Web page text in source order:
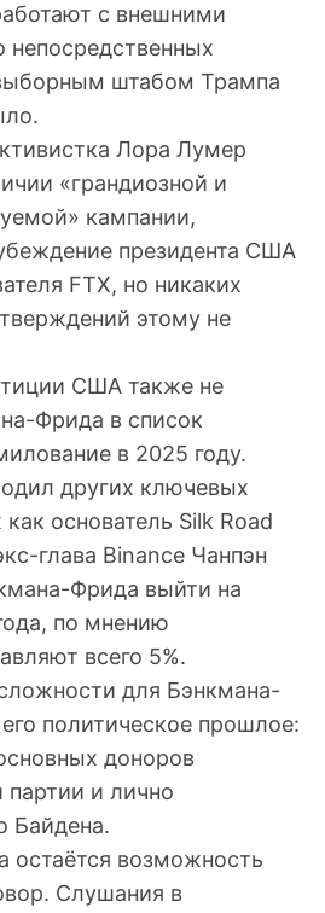
с внешними
штабом Трампа
Лора Лумер
«грандиозной и
кампании,
президента США
FTX, но никаких
этому не
США также не
Фрида в список
в 2025 году.
других ключевых
как основатель Silk Road
глава Binance Чанпэн
Фрида выйти на
по мнению
всего 5%.
для Бэнкмана-
политическое прошлое:
доноров
и лично
Байдена.
остаётся возможность
Слушания в